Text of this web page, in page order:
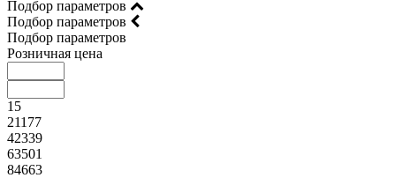
Подбор параметров
Подбор параметров
Подбор параметров
Розничная цена
15
21177
42339
63501
84663